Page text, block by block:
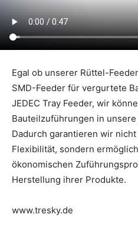
Egal ob unserer Rüttel-
SMD-Feeder für vergurtete
JEDEC Tray Feeder, wir
Bauteilzuführungen in
Dadurch garantieren wir
Flexibilität, sondern
ökonomischen
Herstellung ihrer Produkte.
www.tresky.de